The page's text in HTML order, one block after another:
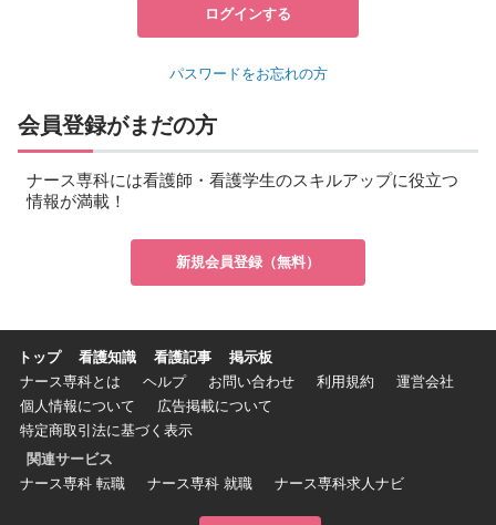
ログインする
パスワードをお忘れの方
会員登録がまだの方
ナース専科には看護師・看護学生のスキルアップに役立つ
情報が満載！
新規会員登録（無料）
トップ 看護知識 看護記事
掲示板
ナース専科とは
ヘルプ お問い合わせ 利用規約
運営会社
個人情報について
広告掲載について
特定商取引法に基づく表示
関連サービス
ナース専科 転職
ナース専科 就職 ナース専科求人ナビ